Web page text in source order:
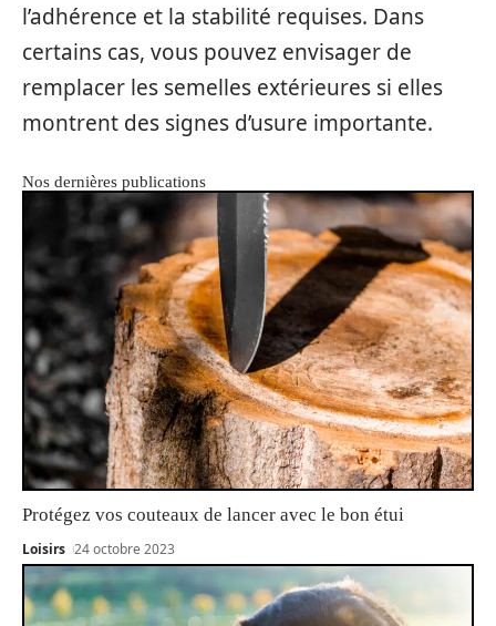
l’adhérence et la stabilité requises. Dans
certains cas, vous pouvez envisager de
remplacer les semelles extérieures si elles
montrent des signes d’usure importante.
Nos dernières publications
Protégez vos couteaux de lancer avec le bon étui
Loisirs 24 octobre 2023